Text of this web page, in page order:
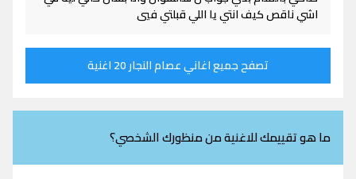
اشي ناقص كيف انتي يا اللي قبلتي فيي
تصفح جميع اغاني عصام النجار 20 اغنية
ما هو تقييمك للاغنية من منظورك الشخصي؟